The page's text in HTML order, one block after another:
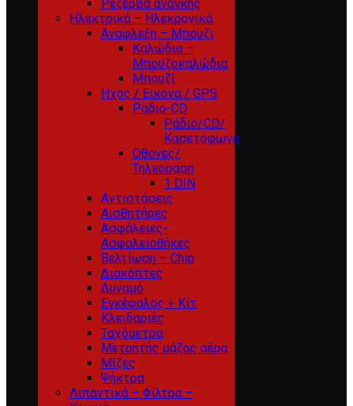
Ρεζέρβα ανάγκης
Ηλεκτρικά – Ηλεκρονικά
Αναφλεξη – Μπουζι
Καλώδια –
Μπουζοκαλώδια
Μπουζί
Ηχος / Εικονα / GPS
Ραδιο-CD
Ράδιο/CD/
Κασετόφωνα
Οθονες/
Τηλεοραση
1 DIN
Αντιστάσεις
Αισθητήρες
Ασφάλειες-
Ασφαλειοθήκες
Βελτίωση – Chip
Διακόπτες
Δυναμό
Εγκέφαλος + Κίτ
Κλειδαριές
Ταχόμετρα
Μετρητής μάζας αέρα
Μίζες
Ψήκτρα
Λιπαντικά – Φίλτρα –